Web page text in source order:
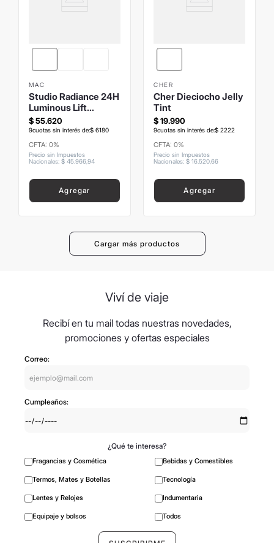
MAC
Studio Radiance 24H
Luminous Lift
Concealer
$ 55.620
9cuotas sin interés de:$ 6180
CFTA: 0%
Precio sin Impuestos
Nacionales: $ 45.966,94
Agregar
CHER
Cher Dieciocho Jelly
Tint
$19.990
9cuotas sin interés de:$ 2222
CFTA: 0%
Precio sin Impuestos
Nacionales: $ 1652066
Agregar
Viví de viaje
Recibí en tu mail todas nuestras novedades,
promociones y ofertas especiales
Correo:
Cumpleaños:
¿Qué te interesa?
Fragancias y Cosmética Bebidas y Comestibles
Termos, Mates y Botellas Tecnología
Lentes y Relojes Indumentaria
Equipaje y bolsos Todos